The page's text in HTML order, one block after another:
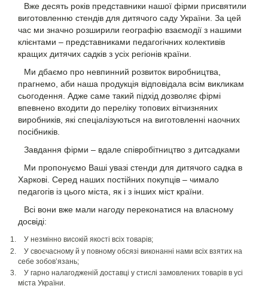
Вже десять років представники нашої фірми присвятили
виготовленню стендів для дитячого саду України. За цей
час ми значно розширили географію взаємодії з нашими
клієнтами – представниками педагогічних колективів
кращих дитячих садків з усіх регіонів країни.
Ми дбаємо про невпинний розвиток виробництва,
прагнемо, аби наша продукція відповідала всім викликам
сьогодення. Адже саме такий підхід дозволяє фірмі
впевнено входити до переліку топових вітчизняних
виробників, які спеціалізуються на виготовленні наочних
посібників.
Завдання фірми – вдале співробітництво з дитсадками
Ми пропонуємо Ваші увазі стенди для дитячого садка в
Харкові. Серед наших постійних покупців – чимало
педагогів із цього міста, як і з інших міст країни.
Всі вони вже мали нагоду переконатися на власному
досвіді:
У незмінно високій якості всіх товарів;
У своєчасному й у повному обсязі виконанні нами всіх взятих на
себе зобов’язань;
У гарно налагодженій доставці у стислі замовлених товарів в усі
міста України.